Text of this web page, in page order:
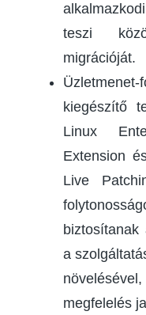
teszi
migrációját.
kiegészítő
Linux
Extension
Live
biztosítanak
a
megfelelés